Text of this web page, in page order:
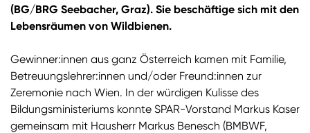
(BG/BRG Seebacher, Graz). Sie beschäftige sich mit den
Lebensräumen von Wildbienen.
Gewinner:innen aus ganz Österreich kamen mit Familie,
Betreuungslehrer:innen und/oder Freund:innen zur
Zeremonie nach Wien. In der würdigen Kulisse des
Bildungsministeriums konnte SPAR-Vorstand Markus Kaser
gemeinsam mit Hausherr Markus Benesch (BMBWF,